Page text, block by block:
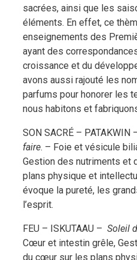
sacrées, ainsi que les
éléments. En effet, ce
enseignements des
ayant des
croissance et du
avons aussi rajouté les
parfums pour honorer les
nous habitons et
SON SACRÉ – PATAKWIN
faire. – Foie et vésicule
Gestion des nutriments et
plans physique et
évoque la pureté, les
l’esprit.
FEU – ISKUTAAU – Soleil
Cœur et intestin grêle,
du cœur sur les plans